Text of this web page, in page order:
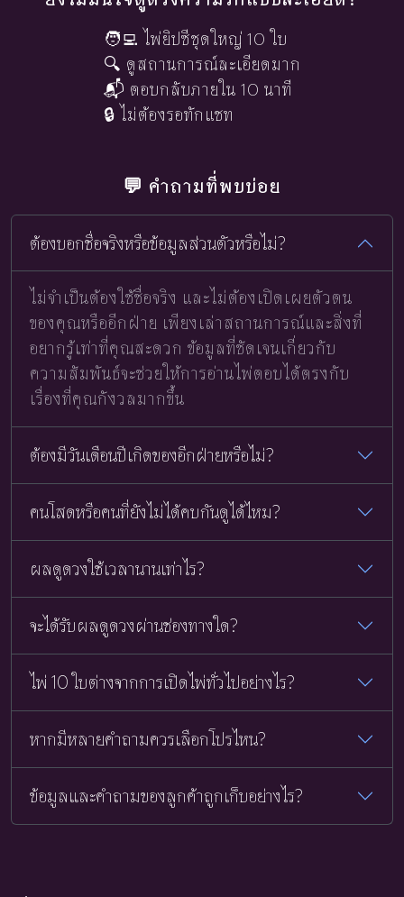
🧑‍💻 ไพ่ยิปซีชุดใหญ่ 10 ใบ
🔍 ดูสถานการณ์ละเอียดมาก
📬 ตอบกลับภายใน 10 นาที
🔒 ไม่ต้องรอทักแชท
💬 คำถามที่พบบ่อย
ต้องบอกชื่อจริงหรือข้อมูลส่วนตัวหรือไม่?
ไม่จำเป็นต้องใช้ชื่อจริง และไม่ต้องเปิดเผยตัวตน
ของคุณหรืออีกฝ่าย เพียงเล่าสถานการณ์และสิ่งที่
อยากรู้เท่าที่คุณสะดวก ข้อมูลที่ชัดเจนเกี่ยวกับ
ความสัมพันธ์จะช่วยให้การอ่านไพ่ตอบได้ตรงกับ
เรื่องที่คุณกังวลมากขึ้น
ต้องมีวันเดือนปีเกิดของอีกฝ่ายหรือไม่?
คนโสดหรือคนที่ยังไม่ได้คบกันดูได้ไหม?
ผลดูดวงใช้เวลานานเท่าไร?
จะได้รับผลดูดวงผ่านช่องทางใด?
ไพ่ 10 ใบต่างจากการเปิดไพ่ทั่วไปอย่างไร?
หากมีหลายคำถามควรเลือกโปรไหน?
ข้อมูลและคำถามของลูกค้าถูกเก็บอย่างไร?